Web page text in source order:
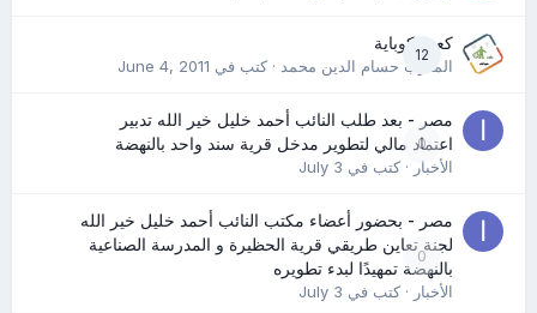
12
كعب كوباية
المدرب حسام الدين محمد· كتب في June 4, 2011
0
مصر - بعد طلب النائب أحمد خليل خير الله تدبير
اعتماد مالي لتطوير مدخل قرية سند واحد بالنهضة
الأخبار· كتب في July 3
0
مصر - بحضور أعضاء مكتب النائب أحمد خليل خير الله
لجنة تعاين طريقي قرية الحظيرة و المدرسة الصناعية
بالنهضة تمهيدًا لبدء تطويره
الأخبار· كتب في July 3